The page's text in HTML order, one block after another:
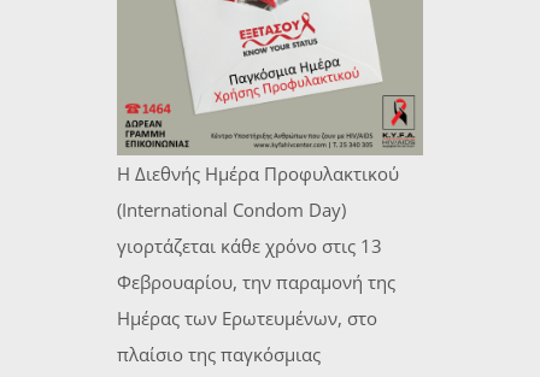
Η Διεθνής Ημέρα Προφυλακτικού
(International Condom Day)
γιορτάζεται κάθε χρόνο στις 13
Φεβρουαρίου, την παραμονή της
Ημέρας των Ερωτευμένων, στο
πλαίσιο της παγκόσμιας